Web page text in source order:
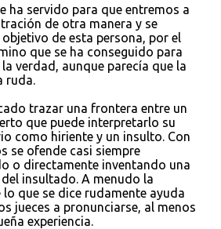
ha servido para que entremos a
de otra manera y se
objetivo de esta persona, por el
que se ha conseguido para
verdad, aunque parecía que la
ruda.
trazar una frontera entre un
que puede interpretarlo su
como hiriente y un insulto. Con
se ofende casi siempre
o directamente inventando una
insultado. A menudo la
lo que se dice rudamente ayuda
jueces a pronunciarse, al menos
experiencia.